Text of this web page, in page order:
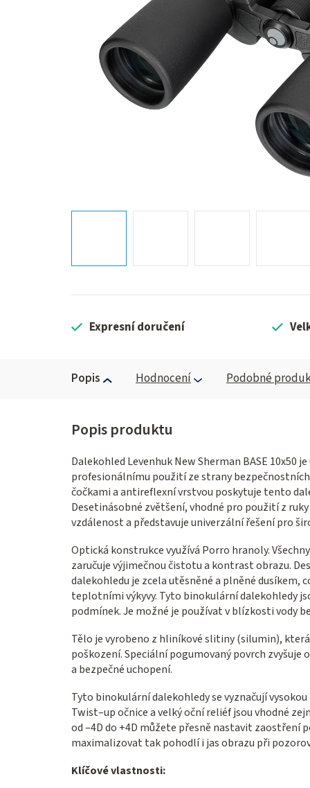
Expresní doručení
Popis Hodnocení Podobné
Dalekohled Levenhuk New Sherman BASE 10x50
profesionálnímu použití ze strany
čočkami a antireflexní vrstvou poskytuje tento
Desetinásobné zvětšení, vhodné pro použití z
vzdálenost a představuje univerzální řešení pro
Optická konstrukce využívá Porro hranoly.
zaručuje výjimečnou čistotu a kontrast obrazu.
dalekohledu je zcela utěsněné a plněné dusíkem,
teplotními výkyvy. Tyto binokulární dalekohledy
podmínek. Je možné je používat v blízkosti vody
Tělo je vyrobeno z hliníkové slitiny (silumin),
poškození. Speciální pogumovaný povrch
a bezpečné uchopení.
Tyto binokulární dalekohledy se vyznačují
Twist–up očnice a velký oční reliéf jsou vhodné
od –4D do +4D můžete přesně nastavit zaostření
maximalizovat tak pohodlí i jas obrazu při
Klíčové vlastnosti: